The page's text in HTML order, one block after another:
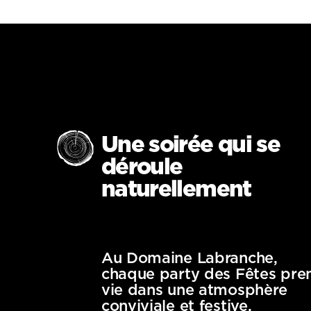
Une soirée qui se
déroule
naturellement
Au Domaine Labranche,
chaque party des Fêtes
vie dans une atmosphère
conviviale et festive.